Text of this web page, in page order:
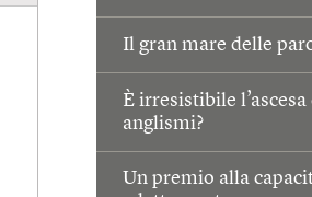
Il gran mare delle
È irresistibile l’ascesa
anglismi?
Un premio alla